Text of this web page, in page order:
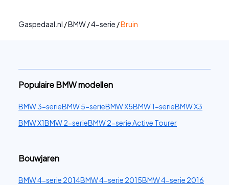
Gaspedaal.nl /BMW/4-serie /Bruin
Populaire BMW modellen
BMW 3-serieBMW 5-serieBMW X5BMW 1-serieBMW X3
BMW X1BMW 2-serieBMW 2-serie Active Tourer
Bouwjaren
BMW 4-serie 2014BMW 4-serie 2015BMW 4-serie 2016